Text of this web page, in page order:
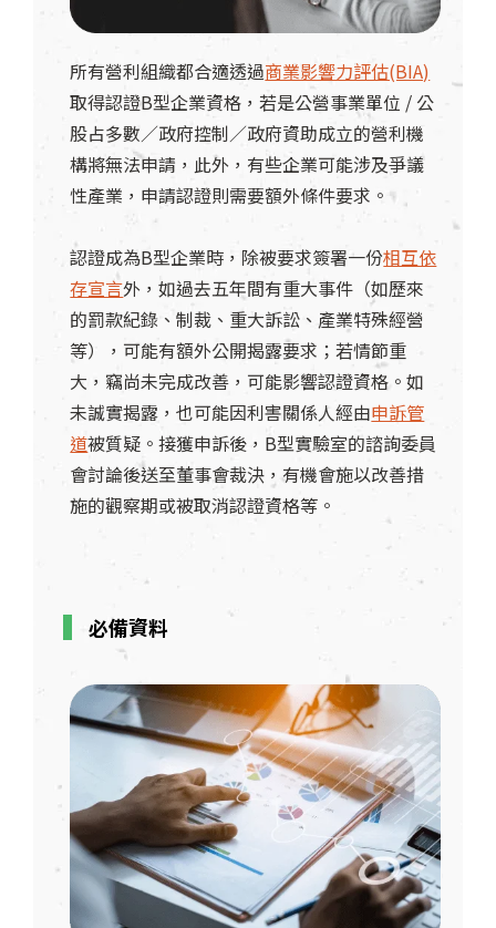
所有營利組織都合適透過商業影響力評估(BIA)
取得認證B型企業資格，若是公營事業單位 / 公
股占多數／政府控制／政府資助成立的營利機
構將無法申請，此外，有些企業可能涉及爭議
性產業，申請認證則需要額外條件要求。
認證成為B型企業時，除被要求簽署一份相互依
存宣言外，如過去五年間有重大事件（如歷來
的罰款紀錄、制裁、重大訴訟、產業特殊經營
等），可能有額外公開揭露要求；若情節重
大，竊尚未完成改善，可能影響認證資格。如
未誠實揭露，也可能因利害關係人經由申訴管
道被質疑。接獲申訴後，B型實驗室的諮詢委員
會討論後送至董事會裁決，有機會施以改善措
施的觀察期或被取消認證資格等。
必備資料